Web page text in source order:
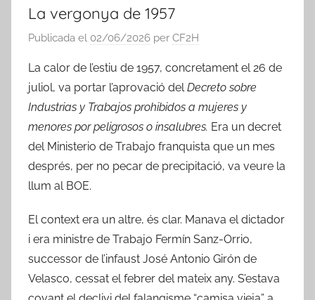
La vergonya de 1957
Publicada el 02/06/2026 per CF2H
La calor de l’estiu de 1957, concretament el 26 de
juliol, va portar l’aprovació delDecreto sobre
Industrias y Trabajos prohibidos a mujeres y
menores por peligrosos o insalubres. Era un decret
del Ministerio de Trabajo franquista que un mes
després, per no pecar de precipitació, va veure la
llum al BOE.
El context era un altre, és clar. Manava el dictador
i era ministre de Trabajo Fermín Sanz-Orrio,
successor de l’infaust José Antonio Girón de
Velasco, cessat el febrer del mateix any. S’estava